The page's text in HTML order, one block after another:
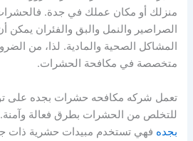
منزلك أو مكان عملك في جدة.
الصراصير والنمل والبق والفئران يمكن
المشاكل الصحية والمادية. لذا، من
متخصصة في مكافحة الحشرات.
تعمل شركه مكافحه حشرات بجده على
للتخلص من الحشرات بطرق فعالة وآمنة.
بجده فهي تستخدم مبيدات حشرية ذات